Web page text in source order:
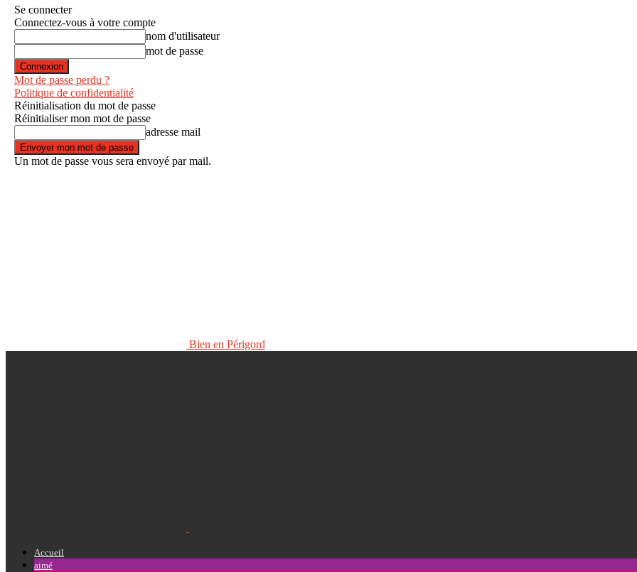
Se connecter
Connectez-vous à votre compte
nom d'utilisateur
mot de passe
Mot de passe perdu ?
Politique de confidentialité
Réinitialisation du mot de passe
Réinitialiser mon mot de passe
adresse mail
Un mot de passe vous sera envoyé par mail.
Bien en Périgord
Accueil
aimé